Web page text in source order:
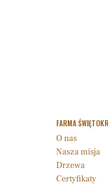
FARMA
O nas
Nasza misja
Drzewa
Certyfikaty